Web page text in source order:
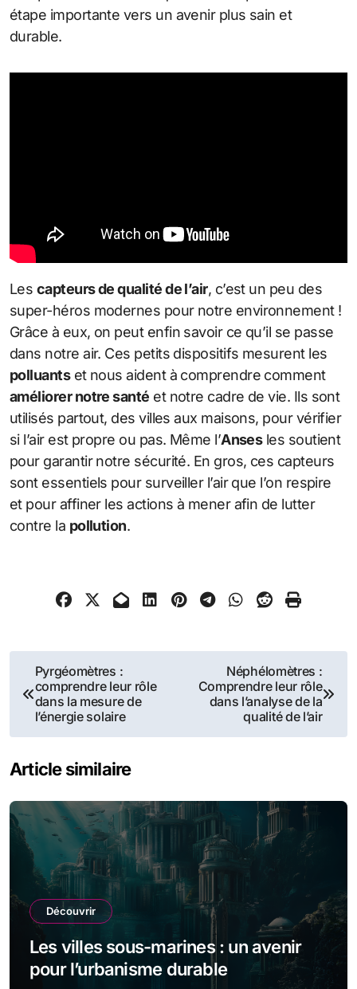
étape importante vers un avenir plus sain et
durable.
Les capteurs de qualité de l’air, c’est un peu des
super-héros modernes pour notre environnement !
Grâce à eux, on peut enfin savoir ce qu’il se passe
dans notre air. Ces petits dispositifs mesurent les
polluantset nous aident à comprendre comment
améliorer notre santé et notre cadre de vie. Ils sont
utilisés partout, des villes aux maisons, pour vérifier
si l’air est propre ou pas. Même l’Ansesles soutient
pour garantir notre sécurité. En gros, ces capteurs
sont essentiels pour surveiller l’air que l’on respire
et pour affiner les actions à mener afin de lutter
contre la pollution.
Navigation
de
l’article
Pyrgéomètres :
comprendre leur rôle
dans la mesure de
l’énergie solaire
Néphélomètres :
Comprendre leur rôle
dans l’analyse de la
qualité de l’air
Article similaire
Découvrir
Les villes sous-marines : un avenir
pour l’urbanisme durable